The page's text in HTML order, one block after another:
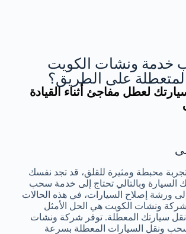
خدمة ونشات الكويت
على الطريق؟
لعطل مفاجئ أثناء القيادة
محبطة ومثيرة للقلق، قد تجد نفسك
السيارة وبالتالي تحتاج إلى خدمة سحب
ورشة إصلاح السيارات، في هذه الحالات
ونشات الكويت هي الحل الأمثل
سيارتك المعطلة. توفر شركة ونشات
ونقل السيارات المعطلة بسرعة